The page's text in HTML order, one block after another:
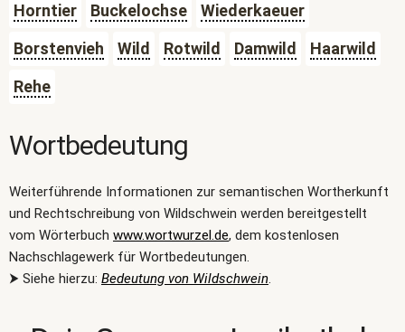
Horntier
Buckelochse
Wiederkaeuer
Borstenvieh
Wild Rotwild Damwild
Haarwild
Rehe
Wortbedeutung
Weiterführende Informationen zur semantischen Wortherkunft
und Rechtschreibung von Wildschwein werden bereitgestellt
vom Wörterbuch www.wortwurzel.de, dem kostenlosen
Nachschlagewerk für Wortbedeutungen.
⮞ Siehe hierzu: Bedeutung von Wildschwein.